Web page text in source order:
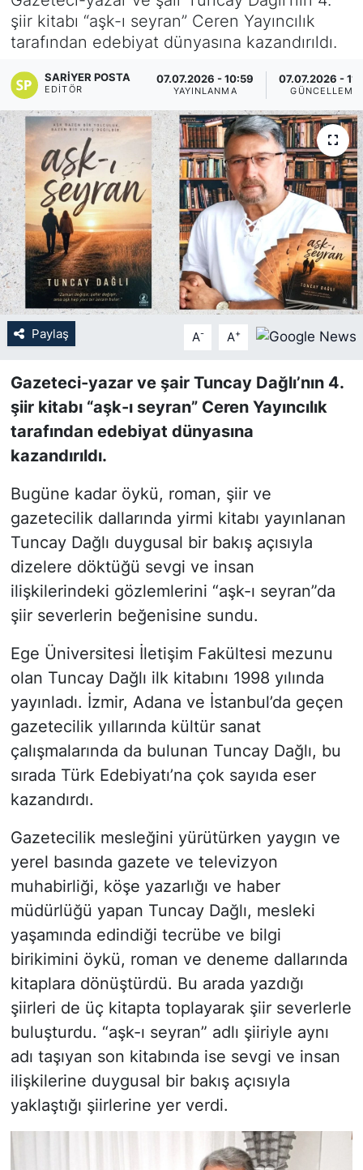
şiir kitabı “aşk-ı seyran” Ceren Yayıncılık
tarafından edebiyat dünyasına kazandırıldı.
SARIYER POSTA
EDITÖR
07.07.2026 - 10:59
YAYINLANMA
07.07.2026 -
GÜNCELLEME
Paylaş A- A+
Gazeteci-yazar ve şair Tuncay Dağlı’nın 4.
şiir kitabı “aşk-ı seyran” Ceren Yayıncılık
tarafından edebiyat dünyasına
kazandırıldı.
Bugüne kadar öykü, roman, şiir ve
gazetecilik dallarında yirmi kitabı yayınlanan
Tuncay Dağlı duygusal bir bakış açısıyla
dizelere döktüğü sevgi ve insan
ilişkilerindeki gözlemlerini “aşk-ı seyran”da
şiir severlerin beğenisine sundu.
Ege Üniversitesi İletişim Fakültesi mezunu
olan Tuncay Dağlı ilk kitabını 1998 yılında
yayınladı. İzmir, Adana ve İstanbul’da geçen
gazetecilik yıllarında kültür sanat
çalışmalarında da bulunan Tuncay Dağlı, bu
sırada Türk Edebiyatı’na çok sayıda eser
kazandırdı.
Gazetecilik mesleğini yürütürken yaygın ve
yerel basında gazete ve televizyon
muhabirliği, köşe yazarlığı ve haber
müdürlüğü yapan Tuncay Dağlı, mesleki
yaşamında edindiği tecrübe ve bilgi
birikimini öykü, roman ve deneme dallarında
kitaplara dönüştürdü. Bu arada yazdığı
şiirleri de üç kitapta toplayarak şiir severlerle
buluşturdu. “aşk-ı seyran” adlı şiiriyle aynı
adı taşıyan son kitabında ise sevgi ve insan
ilişkilerine duygusal bir bakış açısıyla
yaklaştığı şiirlerine yer verdi.
KÖŞE YAZILARI
KÖŞE YAZILARI (Arşiv)
KÜLTÜR SANAT
MAGAZİN
RÖPORTAJ
SAĞLIK
SARIYER HABERLERİ
SARIYER İMAR BARIŞI
SİYASET
SON DAKİKA HABERİ
SPOR
TEKNOLOJİ
TÜRKİYE VE DÜNYA GÜNDEMİ
VİDEO GALERİ
YAŞAM